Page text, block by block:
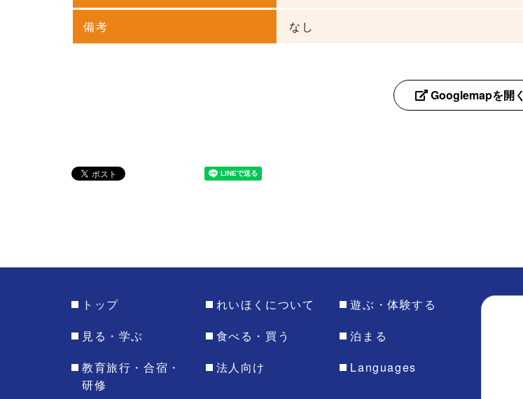
備考 なし
Googlemapを開く
トップ れいほくについて
遊ぶ・体験する
見る・学ぶ
食べる・買う
泊まる
教育旅行・合宿・
研修
法人向け Languages